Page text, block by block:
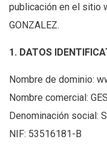
publicación en el sitio
GONZALEZ.
1. DATOS
Nombre de dominio:
Nombre comercial:
Denominación social:
NIF: 53516181-B